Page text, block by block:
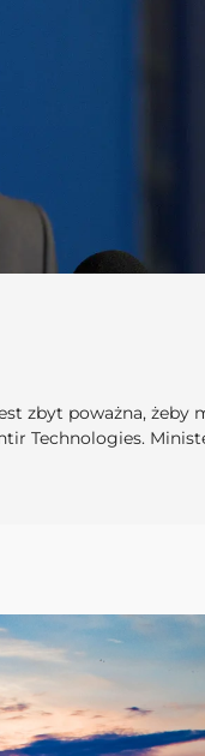
zbyt poważna, żeby
Technologies.